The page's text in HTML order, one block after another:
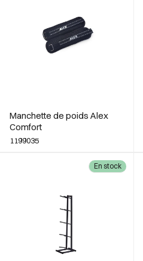
Manchette de poids Alex
Comfort
1199035
En stock